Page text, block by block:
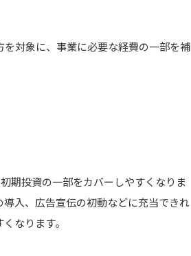
対象に、事業に必要な経費の一部を補
期投資の一部をカバーしやすくなりま
入、広告宣伝の初動などに充当できれ
なります。